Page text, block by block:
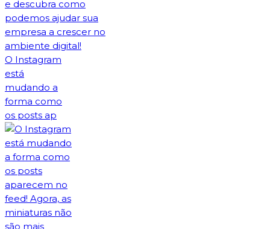
O Instagram
está
mudando a
forma como
os posts ap